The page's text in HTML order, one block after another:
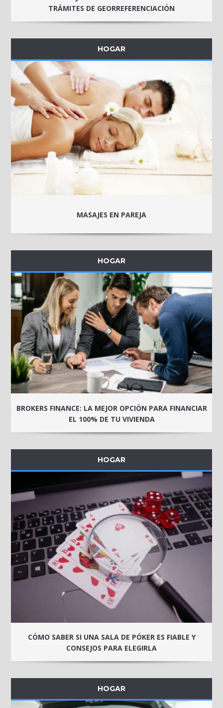
TRÁMITES DE GEORREFERENCIACIÓN
HOGAR
MASAJES EN PAREJA
HOGAR
BROKERS FINANCE: LA MEJOR OPCIÓN PARA FINANCIAR
EL 100% DE TU VIVIENDA
HOGAR
CÓMO SABER SI UNA SALA DE PÓKER ES FIABLE Y
CONSEJOS PARA ELEGIRLA
HOGAR